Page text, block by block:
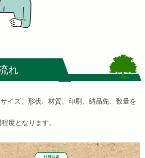
れ
イズ、形状、材質、印刷、納品先、数量を
度となります。